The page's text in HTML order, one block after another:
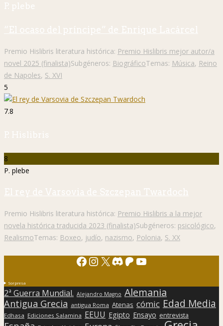
P. plebe
“El ocaso del príncipe” de Enrique Lacárcel
Premio Hislibris literatura histórica: Premio Hislibris mejor autor/a
novel 2025 (finalista)Subgéneros: BiográficoTemas: Música, Reino
de Napoles, S. XVI
5
7.8
P. Hislibris
8
P. plebe
El rey de Varsovia de Szczepan Twardoch
Premio Hislibris literatura histórica: Premio Hislibris a la mejor
novela histórica traducida 2023 (finalista)Subgéneros: psicológico,
RealismoTemas: Boxeo, judío, nazismo, Polonia, S. XX
Facebook
Instagram
X Discord
Patreon
YouTube
Sorpresa
2ª Guerra Mundial. Alejandro Magno Alemania
Antigua Grecia antigua Roma Atenas cómic Edad Media
Edhasa Ediciones Salamina EEUU Egipto Ensayo entrevista